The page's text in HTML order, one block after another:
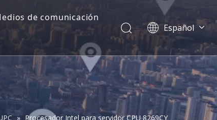
de comunicación
Español
Dansk
norsk språk
한국어
日本語
Italiano
Deutsch
» Procesador Intel para servidor CPU 8269CY